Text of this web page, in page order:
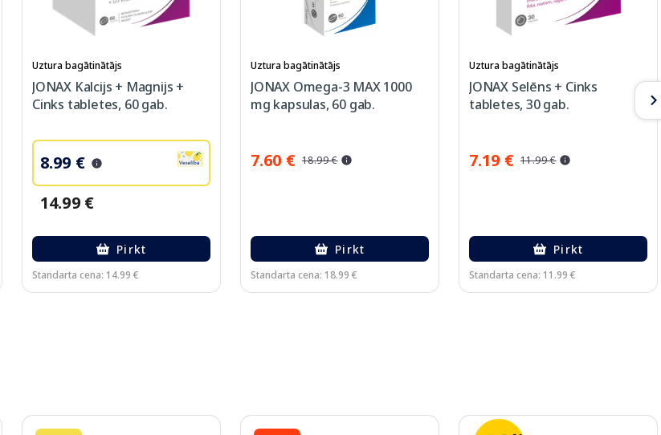
Uztura bagātinātājs
JONAX Kalcijs + Magnijs +
Cinks tabletes, 60 gab.
8.99 €
14.99 €
Pirkt
Standarta cena: 14.99 €
Uztura bagātinātājs
JONAX Omega-3 MAX 1000
mg kapsulas, 60 gab.
7.60 € 18.99 €
Pirkt
Standarta cena: 18.99 €
Uztura bagātinātājs
JONAX Selēns + Cinks
tabletes, 30 gab.
7.19 € 11.99 €
Pirkt
Standarta cena: 11.99 €